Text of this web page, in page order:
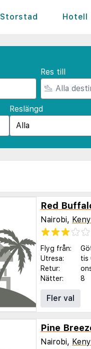
Storstad Hotell
Res till
Reslängd
Red
Nairobi,
Flyg från:
Utresa:
tis
Retur:
Nätter:
8
Fler val
Pine
Nairobi,